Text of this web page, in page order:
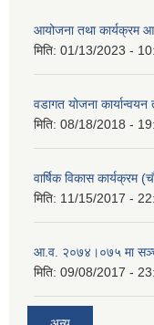
आयोजना तथा कार्यक्रम
मिति: 01/13/2023 -
वडागत योजना
मिति: 08/18/2018 -
वार्षिक विकास कार्यक्रम
मिति: 11/15/2017 -
आ.व. २०७४।०७५ मा
मिति: 09/08/2017 -